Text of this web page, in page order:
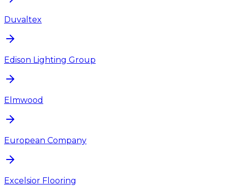
Duvaltex
Edison Lighting Group
Elmwood
European Company
Excelsior Flooring